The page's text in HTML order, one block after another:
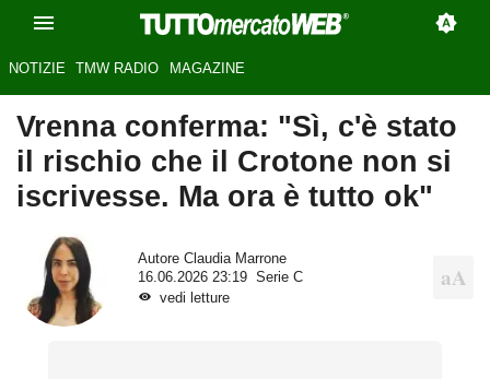
NOTIZIE TMW RADIO MAGAZINE
Vrenna conferma: "Sì, c'è stato
il rischio che il Crotone non si
iscrivesse. Ma ora è tutto ok"
Autore Claudia Marrone
16.06.2026 23:19
Serie C
vedi letture